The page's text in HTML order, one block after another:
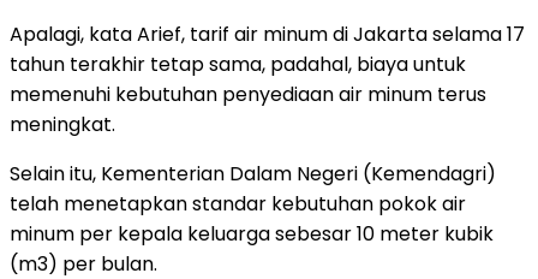
Apalagi, kata Arief, tarif air minum di Jakarta selama 17
tahun terakhir tetap sama, padahal, biaya untuk
memenuhi kebutuhan penyediaan air minum terus
meningkat.
Selain itu, Kementerian Dalam Negeri (Kemendagri)
telah menetapkan standar kebutuhan pokok air
minum per kepala keluarga sebesar 10 meter kubik
(m3) per bulan.